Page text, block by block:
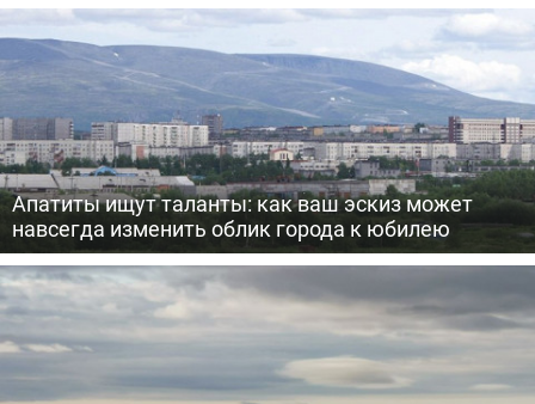
Апатиты ищут таланты: как ваш эскиз может
навсегда изменить облик города к юбилею